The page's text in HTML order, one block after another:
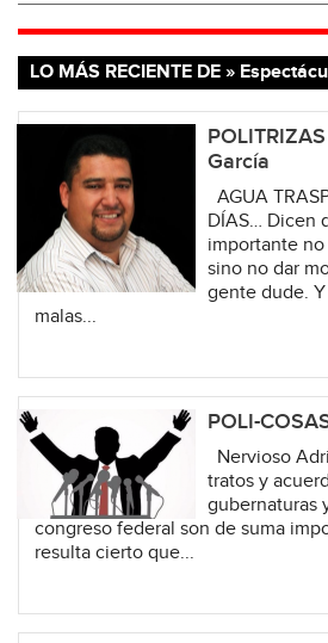
LO MÁS RECIENTE DE »
García
AGUA
DÍAS… Dicen
importante
sino no dar
gente dude.
malas...
POLI-
Nervioso
tratos y
gubernaturas
congreso federal son de suma
resulta cierto que...